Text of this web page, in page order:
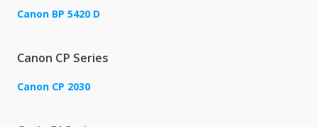
Canon BP 5420 D
Canon CP Series
Canon CP 2030